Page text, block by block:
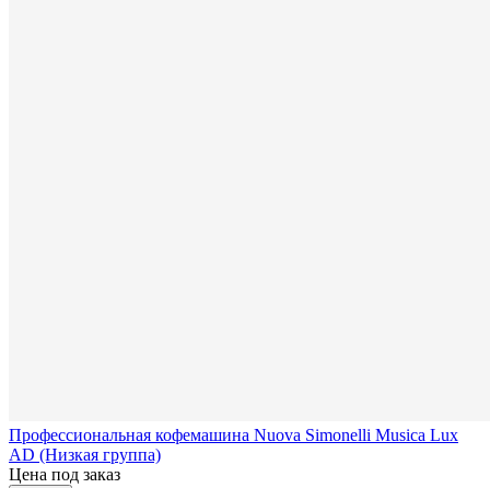
Профессиональная кофемашина Nuova Simonelli Musica Lux
AD (Низкая группа)
Цена под заказ